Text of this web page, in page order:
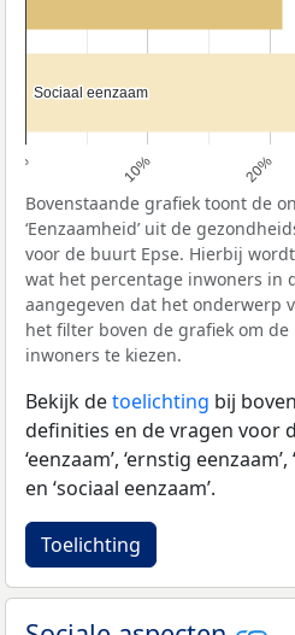
0% 10% 20%
Sociaal eenzaam
Sociaal eenzaam
Bovenstaande grafiek toont de
‘Eenzaamheid’ uit de
voor de buurt Epse. Hierbij
wat het percentage inwoners in
aangegeven dat het onderwerp
het filter boven de grafiek om
inwoners te kiezen.
Bekijk detoelichting bij
definities en de vragen voor
‘eenzaam’, ‘ernstig
en ‘sociaal eenzaam’.
Toelichting